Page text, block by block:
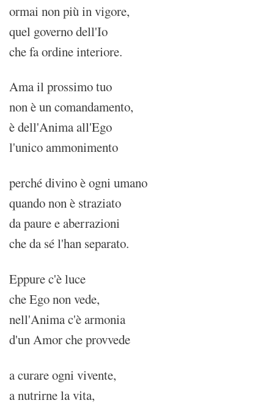
ormai non più in vigore,
quel governo dell'Io
che fa ordine interiore.
Ama il prossimo tuo
non è un comandamento,
è dell'Anima all'Ego
l'unico ammonimento
perché divino è ogni umano
quando non è straziato
da paure e aberrazioni
che da sé l'han separato.
Eppure c'è luce
che Ego non vede,
nell'Anima c'è armonia
d'un Amor che provvede
a curare ogni vivente,
a nutrirne la vita,